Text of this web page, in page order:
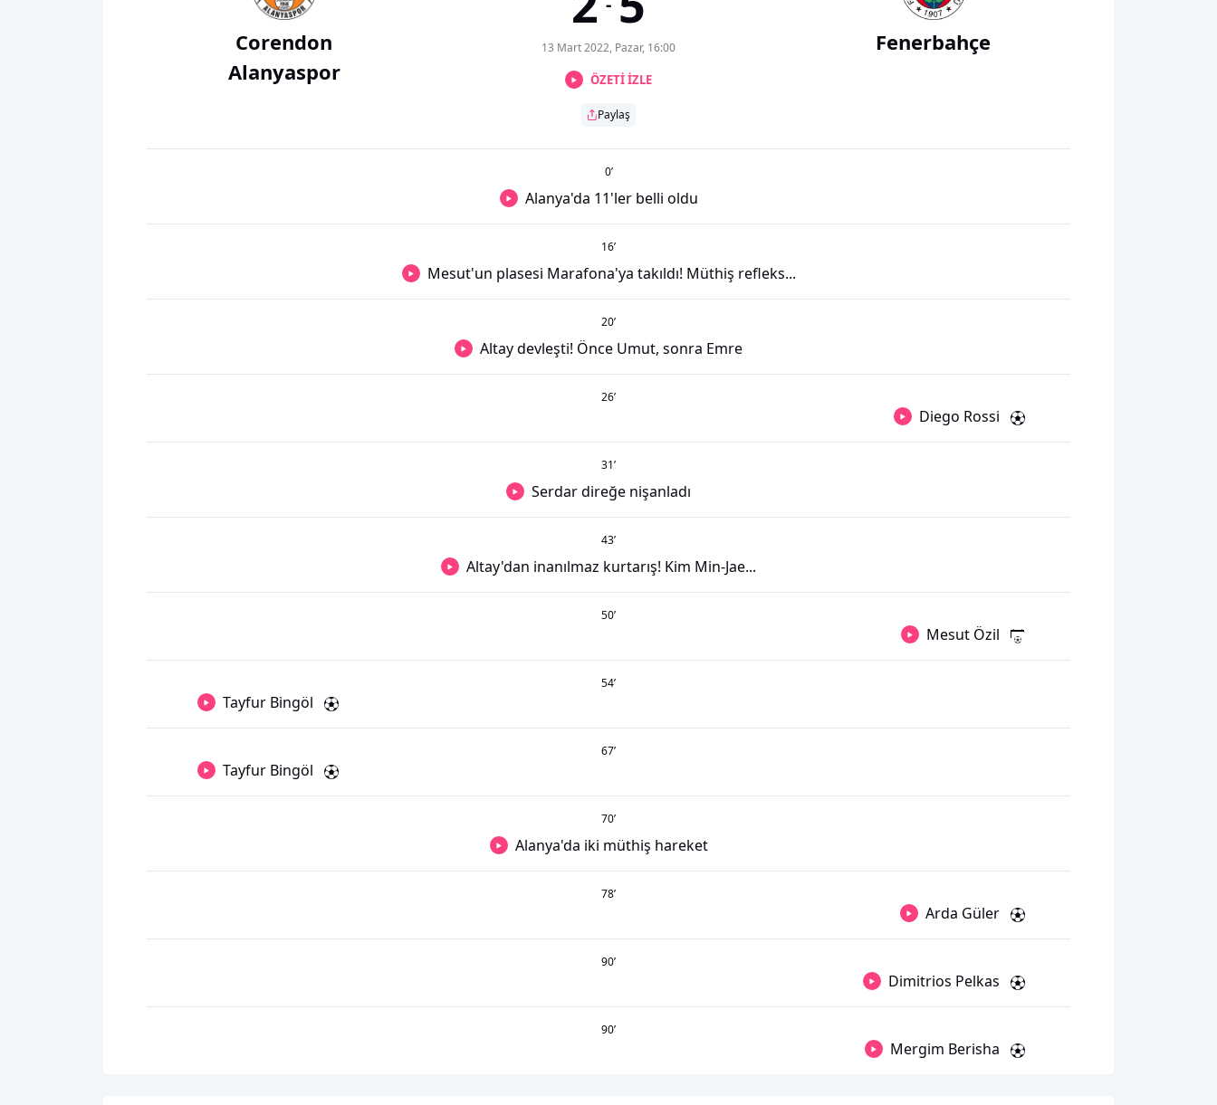
Corendon
Alanyaspor
13 Mart 2022, Pazar, 16:00
ÖZETİ İZLE
Paylaş
Fenerbahçe
0’
Alanya'da 11'ler belli oldu
16’
Mesut'un plasesi Marafona'ya takıldı! Müthiş refleks...
20’
Altay devleşti! Önce Umut, sonra Emre
26’
Diego Rossi
31’
Serdar direğe nişanladı
43’
Altay'dan inanılmaz kurtarış! Kim Min-Jae...
50’
Mesut Özil
54’
Tayfur Bingöl
67’
Tayfur Bingöl
70’
Alanya'da iki müthiş hareket
78’
Arda Güler
90’
Dimitrios Pelkas
90’
Mergim Berisha